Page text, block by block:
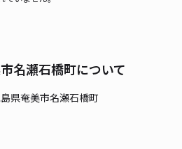
名瀬石橋町について
県奄美市名瀬石橋町